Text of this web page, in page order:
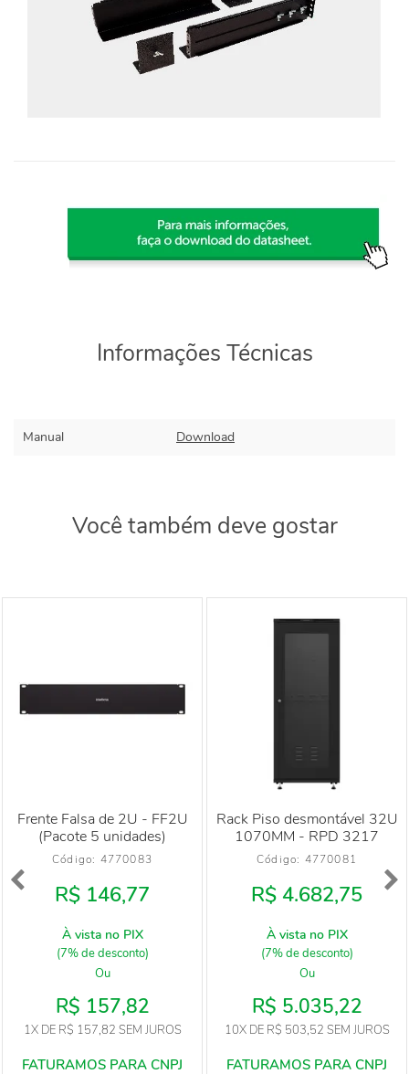
Informações Técnicas
Manual Download
Você também deve gostar
Frente Falsa de 2U - FF2U
(Pacote 5 unidades)
Código: 4770083
R$ 146,77
À vista no PIX
(7% de desconto)
Ou
R$ 157,82
1XDE R$ 157,82 SEM JUROS
Rack Piso desmontável 32U
1070MM - RPD 3217
Código: 4770081
R$ 4.682,75
À vista no PIX
(7% de desconto)
Ou
R$ 5.035,22
10XDE R$ 503,52 SEM JUROS